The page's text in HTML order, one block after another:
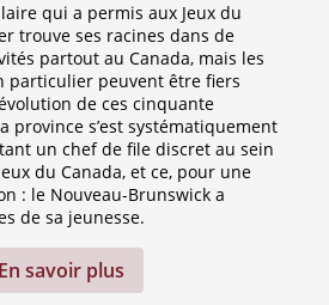
qui a permis aux Jeux du
trouve ses racines dans de
partout au Canada, mais les
particulier peuvent être fiers
de ces cinquante
province s’est systématiquement
un chef de file discret au sein
du Canada, et ce, pour une
: le Nouveau-Brunswick a
de sa jeunesse.
En savoir plus